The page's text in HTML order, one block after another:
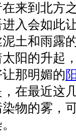
来到北方
入会如此
土和雨露
阳的升起
那明媚的
在最近这
物的雾，